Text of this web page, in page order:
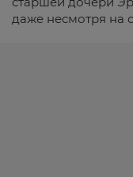
даже несмотря на